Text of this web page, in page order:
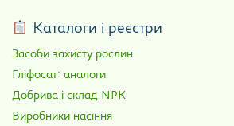
Каталоги і реєстри
Засоби захисту рослин
Гліфосат: аналоги
Добрива і склад NPK
Виробники насіння